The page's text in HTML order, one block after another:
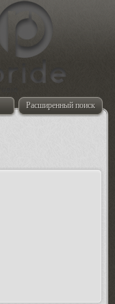
Расширенный поиск